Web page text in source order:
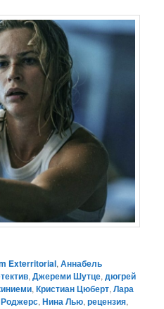
Exterritorial,Аннабель
,Джереми Шутце,дюгрей
,Кристиан Цюберт,Лара
,Нина Лью,рецензия,